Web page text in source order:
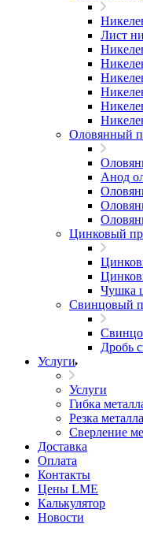
Лист
Оловянный
Анод
Цинковый
Чушка
Свинцовый
Дробь
Услуги
Услуги
Гибка
Резка металла
Сверление
Доставка
Оплата
Контакты
Цены LME
Калькулятор
Новости